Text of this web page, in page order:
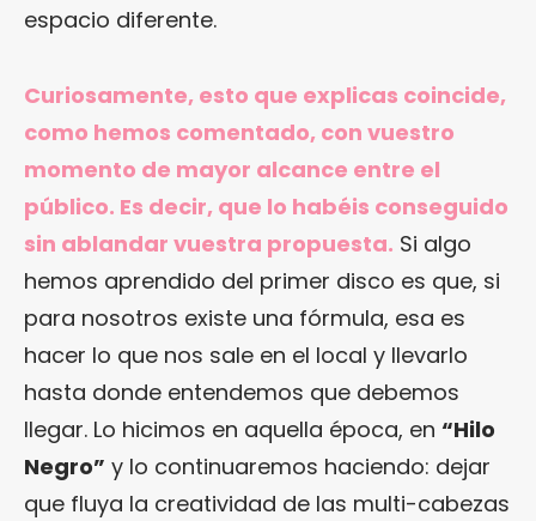
espacio diferente.
Curiosamente, esto que explicas coincide,
como hemos comentado, con vuestro
momento de mayor alcance entre el
público. Es decir, que lo habéis conseguido
sin ablandar vuestra propuesta. Si algo
hemos aprendido del primer disco es que, si
para nosotros existe una fórmula, esa es
hacer lo que nos sale en el local y llevarlo
hasta donde entendemos que debemos
llegar. Lo hicimos en aquella época, en “Hilo
Negro” y lo continuaremos haciendo: dejar
que fluya la creatividad de las multi-cabezas